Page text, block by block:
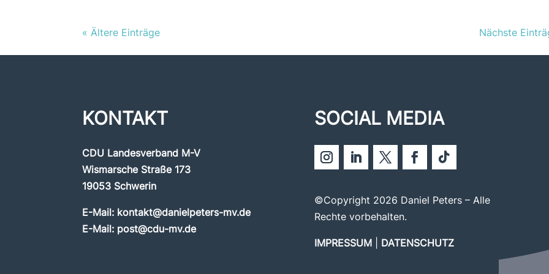
« Ältere Einträge Nächste
KONTAKT
CDU Landesverband M-V
Wismarsche Straße 173
19053 Schwerin
E-Mail: kontakt@danielpeters-mv.de
E-Mail: post@cdu-mv.de
SOCIAL MEDIA
©Copyright 2026 Daniel Peters – Alle
Rechte vorbehalten.
IMPRESSUM| DATENSCHUTZ